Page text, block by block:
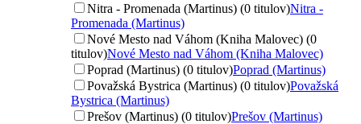
Nitra - Promenada (Martinus) (0 titulov)Nitra -
Promenada (Martinus)
Nové Mesto nad Váhom (Kniha Malovec) (0
titulov)Nové Mesto nad Váhom (Kniha Malovec)
Poprad (Martinus) (0 titulov)Poprad (Martinus)
Považská Bystrica (Martinus) (0 titulov)Považská
Bystrica (Martinus)
Prešov (Martinus) (0 titulov)Prešov (Martinus)